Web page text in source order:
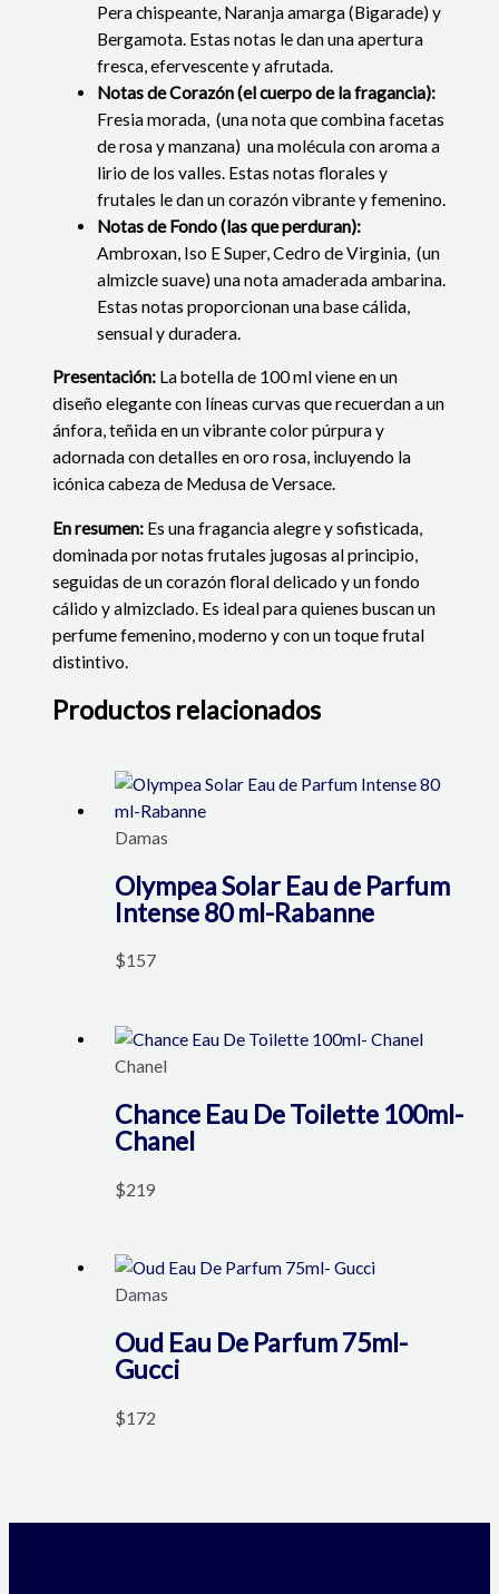
Pera chispeante, Naranja amarga (Bigarade) y
Bergamota. Estas notas le dan una apertura
fresca, efervescente y afrutada.
Notas de Corazón (el cuerpo de la fragancia):
Fresia morada, (una nota que combina facetas
de rosa y manzana) una molécula con aroma a
lirio de los valles. Estas notas florales y
frutales le dan un corazón vibrante y femenino.
Notas de Fondo (las que perduran):
Ambroxan, Iso E Super, Cedro de Virginia, (un
almizcle suave) una nota amaderada ambarina.
Estas notas proporcionan una base cálida,
sensual y duradera.
Presentación: La botella de 100 ml viene en un
diseño elegante con líneas curvas que recuerdan a un
ánfora, teñida en un vibrante color púrpura y
adornada con detalles en oro rosa, incluyendo la
icónica cabeza de Medusa de Versace.
En resumen: Es una fragancia alegre y sofisticada,
dominada por notas frutales jugosas al principio,
seguidas de un corazón floral delicado y un fondo
cálido y almizclado. Es ideal para quienes buscan un
perfume femenino, moderno y con un toque frutal
distintivo.
Productos relacionados
Damas
Olympea Solar Eau de Parfum
Intense 80 ml-Rabanne
$157
Chanel
Chance Eau De Toilette 100ml-
Chanel
$219
Damas
Oud Eau De Parfum 75ml-
Gucci
$172